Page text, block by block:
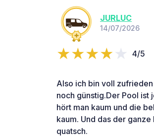
JURLUC
14/07/2026
4/5
Also ich bin voll
noch günstig.Der Pool ist
hört man kaum und die
kaum. Und das der
quatsch.